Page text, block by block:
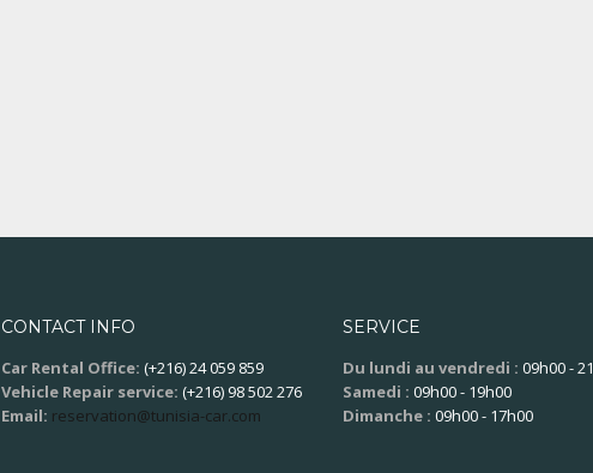
CONTACT INFO
Car Rental Office: (+216) 24 059 859
Vehicle Repair service: (+216) 98 502 276
Email: reservation@tunisia-car.com
SERVICE
Du lundi au vendredi : 09h00 -
Samedi : 09h00 - 19h00
Dimanche : 09h00 - 17h00